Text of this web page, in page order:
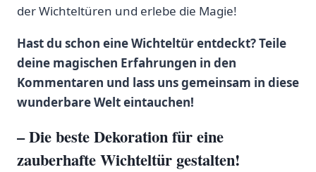
der Wichteltüren und erlebe die Magie!
Hast du ‌schon eine Wichteltür‍ entdeckt? Teile
deine ⁤magischen ​Erfahrungen in den
Kommentaren und‍ lass uns gemeinsam in diese
wunderbare Welt eintauchen!
– ⁢Die beste Dekoration für eine
zauberhafte Wichteltür gestalten!